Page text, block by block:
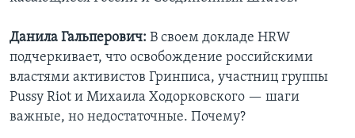
Данила Гальперович: В своем докладе HRW
подчеркивает, что освобождение российскими
властями активистов Гринписа, участниц группы
Pussy Riot и Михаила Ходорковского — шаги
важные, но недостаточные. Почему?